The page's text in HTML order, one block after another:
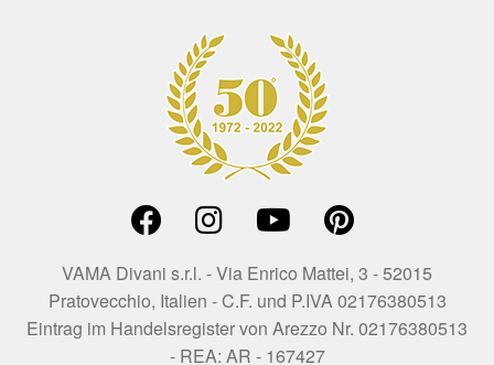
VAMA Divani s.r.l. - Via Enrico Mattei, 3 - 52015
Pratovecchio, Italien - C.F. und P.IVA 02176380513
Eintrag im Handelsregister von Arezzo Nr. 02176380513
- REA: AR - 167427